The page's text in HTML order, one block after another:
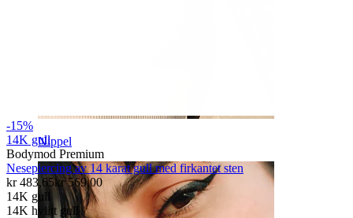
Nippel
-15%
14K gull
Bodymod Premium
Nesepiercing av 14 karat gull med firkantet sten
kr 483,65kr 569,00
14K gull
14K hviitt gull